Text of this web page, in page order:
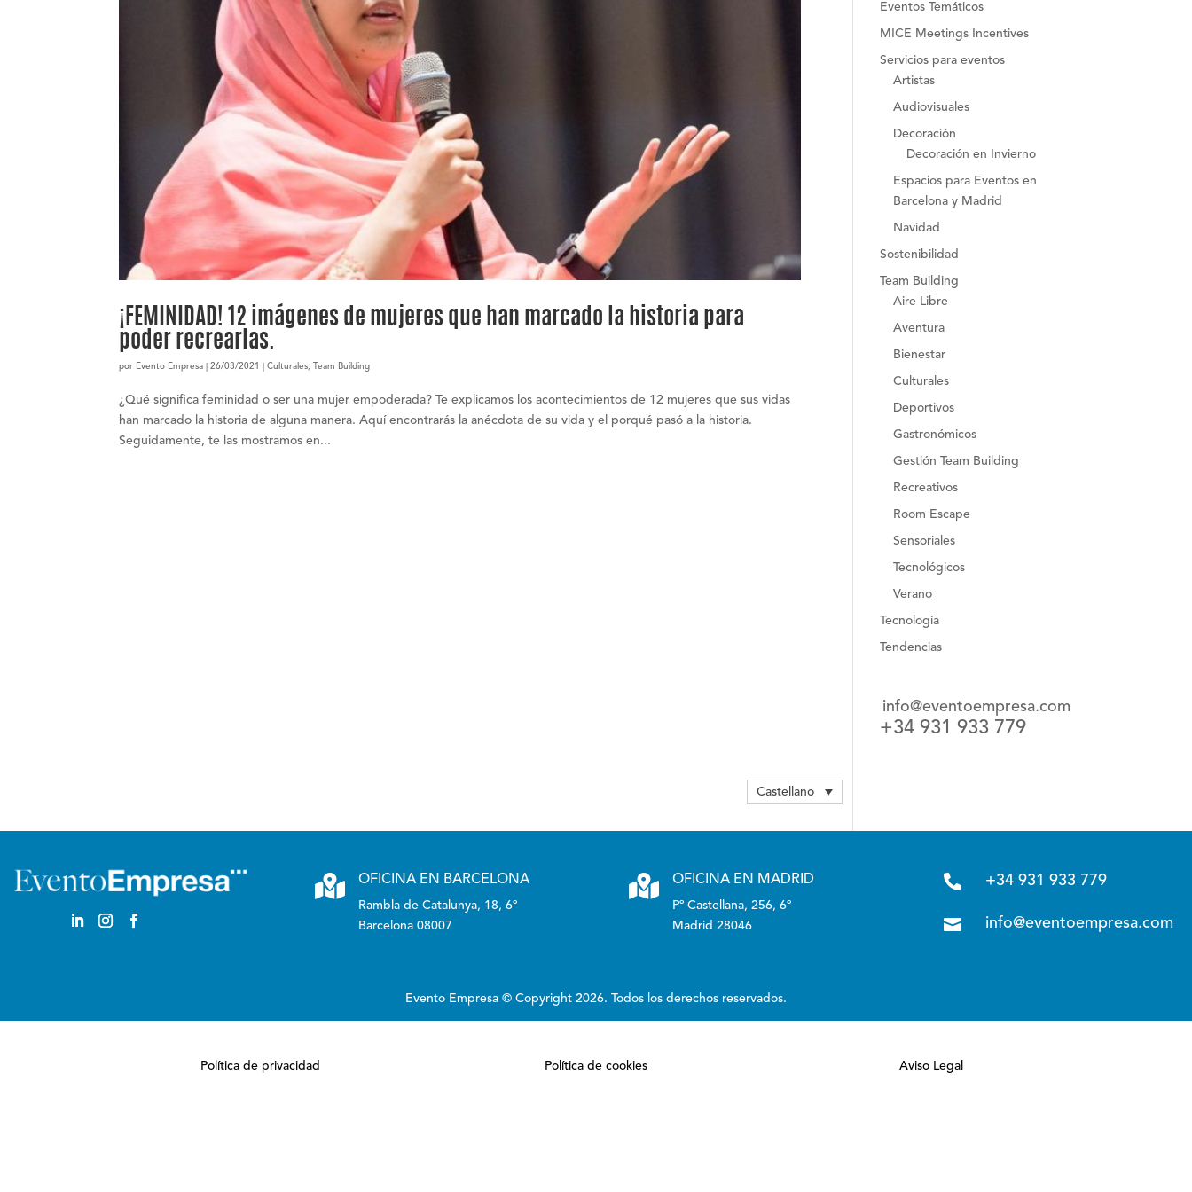
¡FEMINIDAD! 12 imágenes de mujeres que han marcado la historia para
poder recrearlas.
por Evento Empresa |26/03/2021 |Culturales Team Building
¿Qué significa feminidad o ser una mujer empoderada? Te explicamos los acontecimientos de 12 mujeres que sus vidas
han marcado la historia de alguna manera. Aquí encontrarás la anécdota de su vida y el porqué pasó a la historia.
Seguidamente, te las mostramos en...
Eventos Temáticos
MICE Meetings Incentives
Servicios para eventos
Artistas
Audiovisuales
Decoración
Decoración en Invierno
Espacios para Eventos en
Barcelona y Madrid
Navidad
Sostenibilidad
Team Building
Aire Libre
Aventura
Bienestar
Culturales
Deportivos
Gastronómicos
Gestión Team Building
Recreativos
Room Escape
Sensoriales
Tecnológicos
Verano
Tecnología
Tendencias
info@eventoempresa.com
+34 931 933 779
Castellano
 OFICINA EN BARCELONA
Rambla de Catalunya, 18, 6º
Barcelona 08007
 OFICINA EN MADRID
Pº Castellana, 256, 6º
Madrid 28046
 +34 931 933 779
 info@eventoempresa.com
Evento Empresa © Copyright 2026. Todos los derechos reservados.
Política de privacidad Política de cookies Aviso Legal